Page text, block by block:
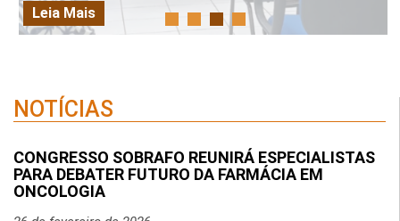
Leia Mais
NOTÍCIAS
CONGRESSO SOBRAFO REUNIRÁ ESPECIALISTAS
PARA DEBATER FUTURO DA FARMÁCIA EM
ONCOLOGIA